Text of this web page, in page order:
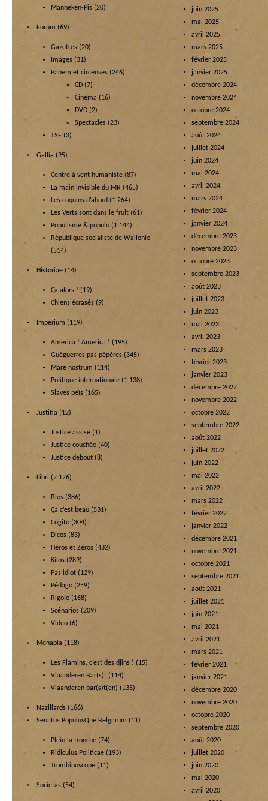
Manneken-Pis (20)
Forum (69)
Gazettes (20)
Images (31)
Panem et circenses (246)
CD (7)
Cinéma (16)
DVD (2)
Spectacles (23)
TSF (3)
Gallia (95)
Centre à vent humaniste (87)
La main invisible du MR (465)
Les coquins d’abord (1 264)
Les Verts sont dans le fruit (61)
Populisme & populo (1 144)
République socialiste de Wallonie
(514)
Historiae (14)
Ça alors ! (19)
Chiens écrasés (9)
Imperium (119)
America ! America ! (195)
Guéguerres pas pépères (345)
Mare nostrum (114)
Politique internationale (1 138)
Slaves peïs (165)
Justitia (12)
Justice assise (1)
Justice couchée (40)
Justice debout (8)
Libri (2 126)
Bios (386)
Ça c’est beau (531)
Cogito (304)
Dicos (83)
Héros et Zéros (432)
Kilos (289)
Pas idiot (129)
Pédago (259)
Rigolo (168)
Scénarios (209)
Video (6)
Menapia (118)
Les Flamins, c’est des djins ! (15)
Vlaanderen Bar(s)t (114)
Vlaanderen bar(s)t(en) (135)
Nazillards (166)
Senatus PopulusQue Belgarum (11)
Plein la tronche (74)
Ridiculus Politicae (193)
Trombinoscope (11)
Societas (54)
juin 2025
mai 2025
avril 2025
mars 2025
février 2025
janvier 2025
décembre 2024
novembre 2024
octobre 2024
septembre 2024
août 2024
juillet 2024
juin 2024
mai 2024
avril 2024
mars 2024
février 2024
janvier 2024
décembre 2023
novembre 2023
octobre 2023
septembre 2023
août 2023
juillet 2023
juin 2023
mai 2023
avril 2023
mars 2023
février 2023
janvier 2023
décembre 2022
novembre 2022
octobre 2022
septembre 2022
août 2022
juillet 2022
juin 2022
mai 2022
avril 2022
mars 2022
février 2022
janvier 2022
décembre 2021
novembre 2021
octobre 2021
septembre 2021
août 2021
juillet 2021
juin 2021
mai 2021
avril 2021
mars 2021
février 2021
janvier 2021
décembre 2020
novembre 2020
octobre 2020
septembre 2020
août 2020
juillet 2020
juin 2020
mai 2020
avril 2020